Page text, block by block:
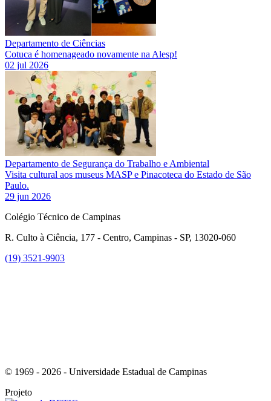
Departamento de Ciências
Cotuca é homenageado novamente na Alesp!
02 jul 2026
Departamento de Segurança do Trabalho e Ambiental
Visita cultural aos museus MASP e Pinacoteca do Estado de São
Paulo.
29 jun 2026
Colégio Técnico de Campinas
R. Culto à Ciência, 177 - Centro, Campinas - SP, 13020-060
(19) 3521-9903
© 1969 - 2026 - Universidade Estadual de Campinas
Projeto